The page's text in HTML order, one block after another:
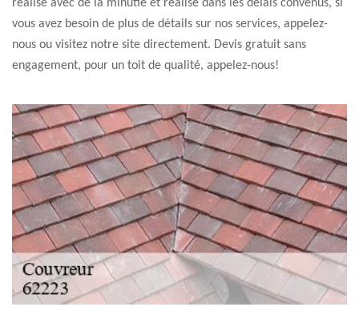
réalisé avec de la minutie et réalisé dans les délais convenus, si
vous avez besoin de plus de détails sur nos services, appelez-
nous ou visitez notre site directement. Devis gratuit sans
engagement, pour un toit de qualité, appelez-nous!